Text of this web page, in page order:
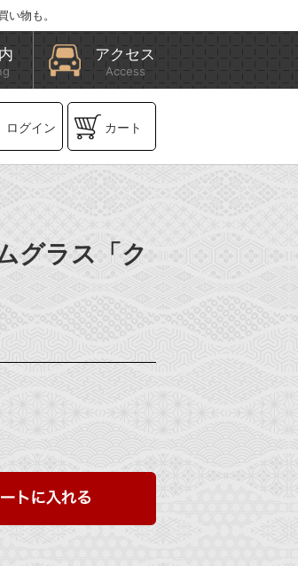
物も。
アクセス
Access
ログイン カート
グラス「ク